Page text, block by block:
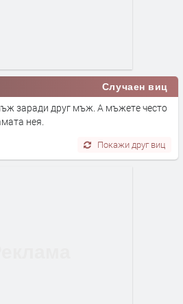
Случаен виц
заради друг мъж. А мъжете често
нея.
Покажи друг виц